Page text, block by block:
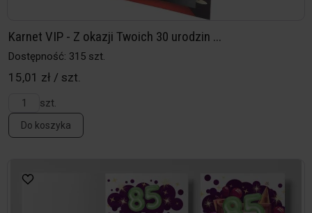
Karnet VIP - Z okazji Twoich 30 urodzin ...
Dostępność: 315 szt.
15,01 zł / szt.
szt.
Do koszyka